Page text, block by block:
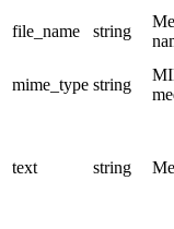
file_name string
mime_type string
text string